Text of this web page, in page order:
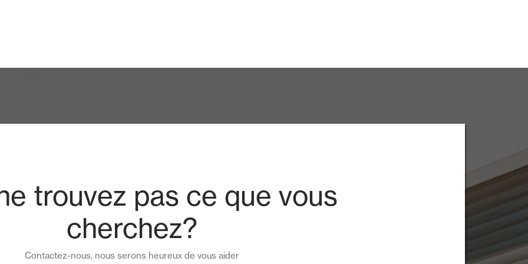
trouvez pas ce que vous
cherchez?
Contactez-nous, nous serons heureux de vous aider